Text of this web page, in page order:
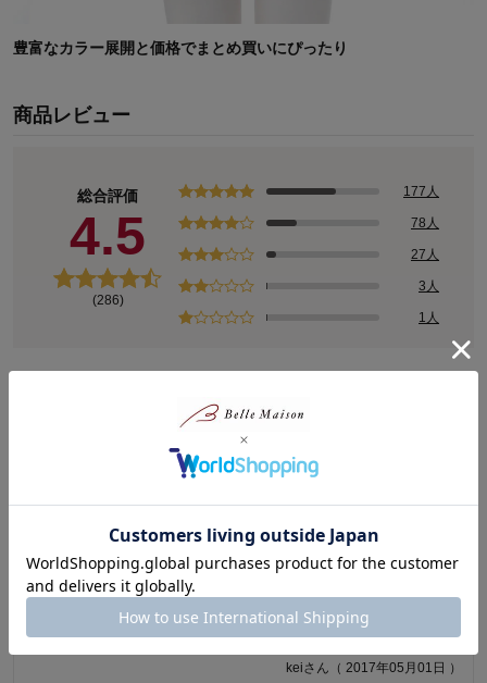
豊富なカラー展開と価格でまとめ買いにぴったり
商品レビュー
総合評価
4.5
(286)
177人
78人
27人
3人
1人
ピックアップレビュー
評価が高いレビュー
5.0
丈が…
とても着心地良く二枚目購入です。丈が短いので大きめをかっ
たらちょうどいいです。
keiさん（ 2017年05月01日 ）
1.0
厚ぼったい
透けないのは良いのですが、思っていたより厚ぼったいので夏
場は厳しいです。
オッペさん（ 2017年09月11日 ）